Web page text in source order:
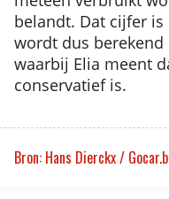
belandt. Dat cijfer
wordt dus berekend
waarbij Elia meent
conservatief is.
Bron: Hans Dierckx /